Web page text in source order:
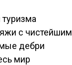
с чистейшим
дебри
мир